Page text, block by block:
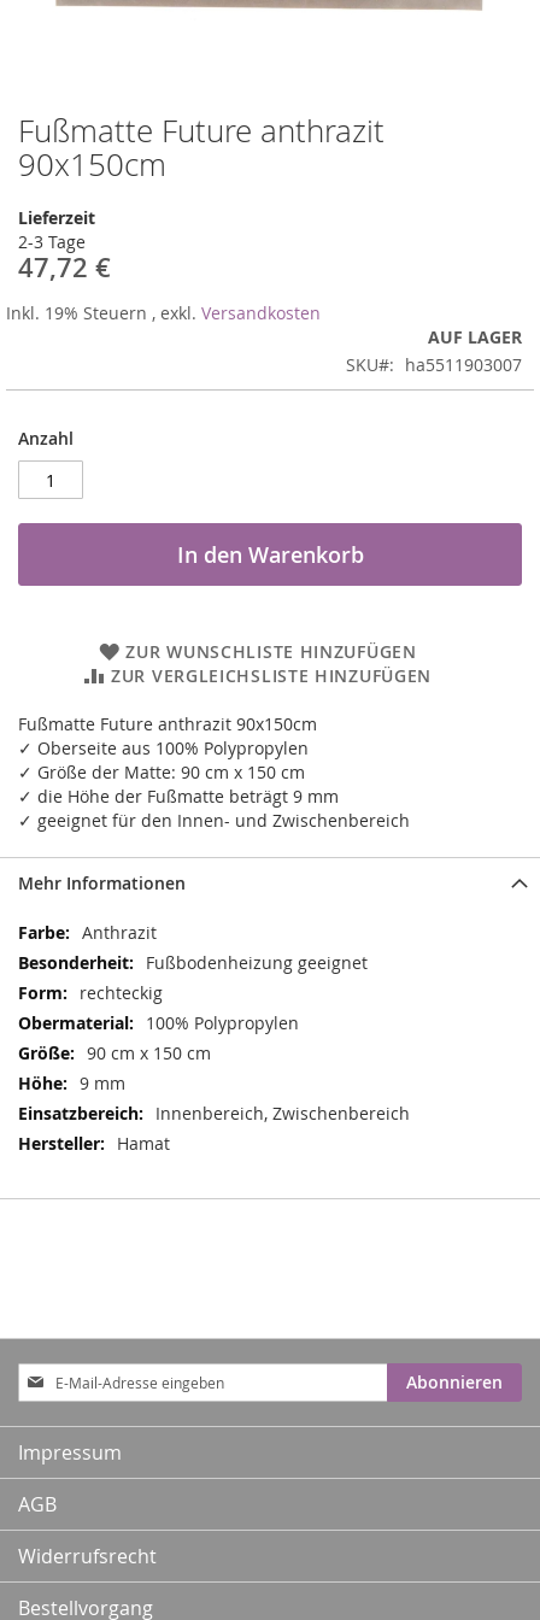
Fußmatte Future anthrazit
90x150cm
Lieferzeit
2-3 Tage
47,72 €
Inkl. 19% Steuern , exkl. Versandkosten
AUF LAGER
SKU
ha5511903007
Anzahl
In den Warenkorb
ZUR WUNSCHLISTE HINZUFÜGEN
ZUR VERGLEICHSLISTE HINZUFÜGEN
Fußmatte Future anthrazit 90x150cm
✓ Oberseite aus 100% Polypropylen
✓ Größe der Matte: 90 cm x 150 cm
✓ die Höhe der Fußmatte beträgt 9 mm
✓ geeignet für den Innen- und Zwischenbereich
Zum
Anfang
der
springen
Mehr Informationen
Mehr
Informationen
Anthrazit
Fußbodenheizung geeignet
rechteckig
100% Polypropylen
90 cm x 150 cm
9 mm
Innenbereich, Zwischenbereich
Hamat
Anmeldung
zum
Newsletter:
Abonnieren
Impressum
AGB
Widerrufsrecht
Bestellvorgang